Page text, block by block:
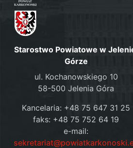
Starostwo Powiatowe w
Górze
ul. Kochanowskiego 10
58-500 Jelenia Góra
Kancelaria: +48 75 647 31 25
faks: +48 75 752 64 19
e-mail: